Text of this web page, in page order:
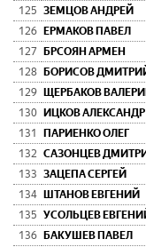
125 ЗЕМЦОВ АНДРЕЙ
126
ЕРМАКОВ ПАВЕЛ
127
БРСОЯН АРМЕН
128
БОРИСОВ
129
ЩЕРБАКОВ
130
ИЦКОВ АЛЕКСАНДР
131
ПАРИЕНКО ОЛЕГ
132 САЗОНЦЕВ
133 ЗАЦЕПА СЕРГЕЙ
134
ШТАНОВ ЕВГЕНИЙ
135 УСОЛЬЦЕВ
136
БАКУШЕВ ПАВЕЛ